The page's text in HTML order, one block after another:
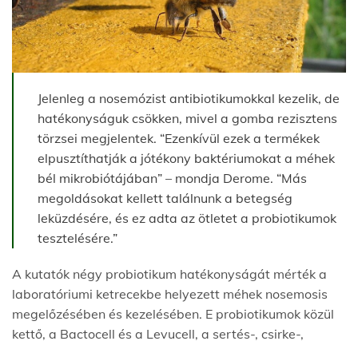
Jelenleg a nosemózist antibiotikumokkal kezelik, de
hatékonyságuk csökken, mivel a gomba rezisztens
törzsei megjelentek. “Ezenkívül ezek a termékek
elpusztíthatják a jótékony baktériumokat a méhek
bél mikrobiótájában” – mondja Derome. “Más
megoldásokat kellett találnunk a betegség
leküzdésére, és ez adta az ötletet a probiotikumok
tesztelésére.”
A kutatók négy probiotikum hatékonyságát mérték a
laboratóriumi ketrecekbe helyezett méhek nosemosis
megelőzésében és kezelésében. E probiotikumok közül
kettő, a Bactocell és a Levucell, a sertés-, csirke-,